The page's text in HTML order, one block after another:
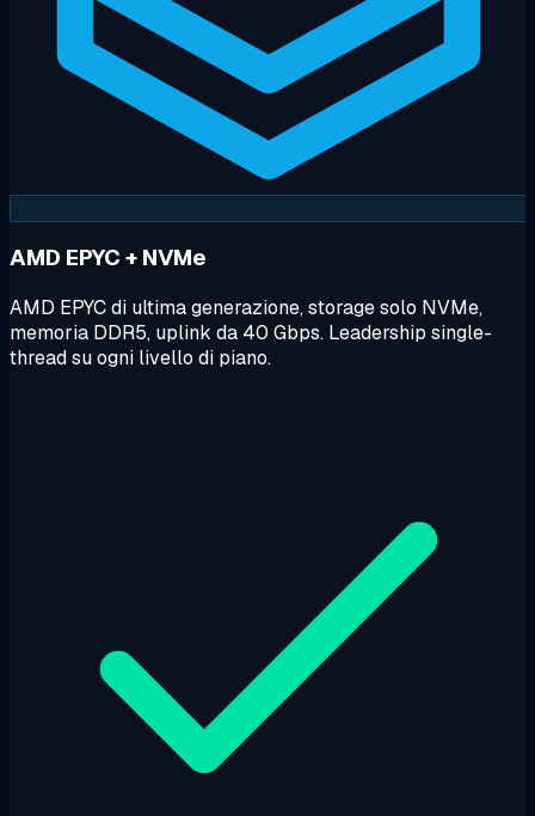
AMD EPYC + NVMe
AMD EPYC di ultima generazione, storage solo NVMe,
memoria DDR5, uplink da 40 Gbps. Leadership single-
thread su ogni livello di piano.